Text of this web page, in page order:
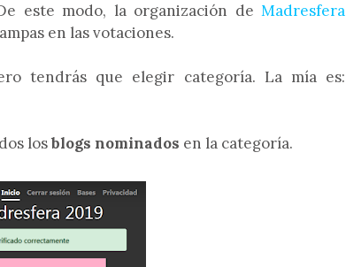
este modo, la organización de Madresfera
en las votaciones.
tendrás que elegir categoría. La mía es:
losblogs nominados en la categoría.